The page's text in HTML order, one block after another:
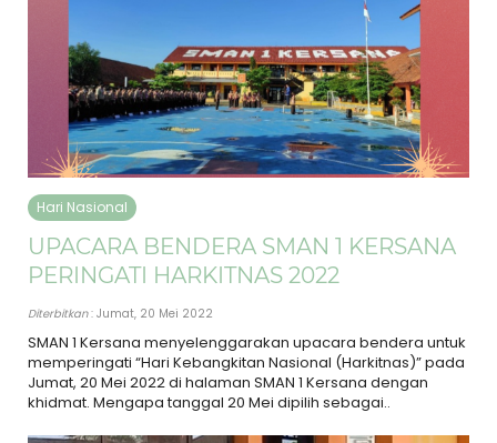
Hari Nasional
UPACARA BENDERA SMAN 1 KERSANA
PERINGATI HARKITNAS 2022
Diterbitkan: Jumat, 20 Mei 2022
SMAN 1 Kersana menyelenggarakan upacara bendera untuk
memperingati “Hari Kebangkitan Nasional (Harkitnas)” pada
Jumat, 20 Mei 2022 di halaman SMAN 1 Kersana dengan
khidmat. Mengapa tanggal 20 Mei dipilih sebagai..